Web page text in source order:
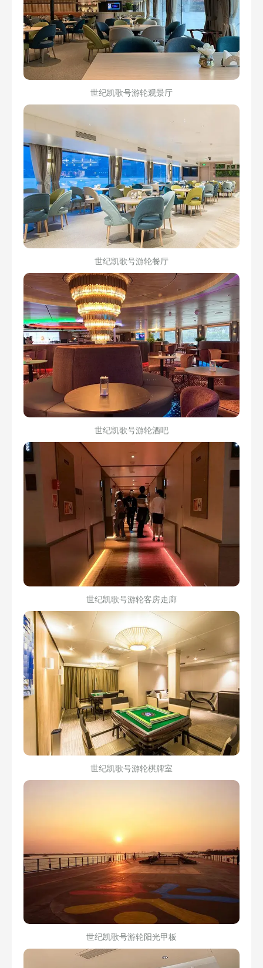
世纪凯歌号游轮观景厅
世纪凯歌号游轮餐厅
世纪凯歌号游轮酒吧
世纪凯歌号游轮客房走廊
世纪凯歌号游轮棋牌室
世纪凯歌号游轮阳光甲板